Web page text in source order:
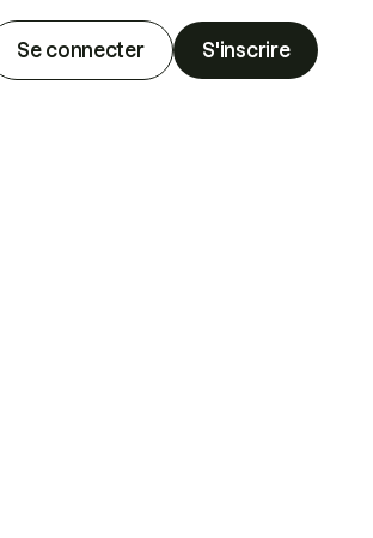
Se connecter S'inscrire